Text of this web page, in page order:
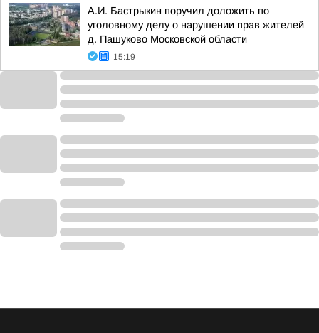
А.И. Бастрыкин поручил доложить по
уголовному делу о нарушении прав жителей
д. Пашуково Московской области
15:19